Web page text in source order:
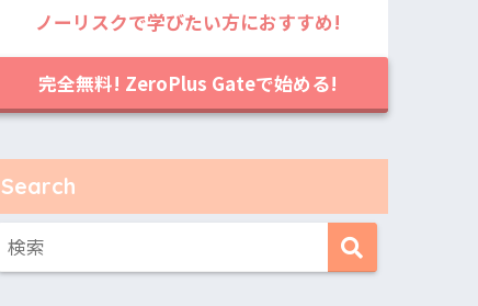
ノーリスクで学びたい方におすすめ!
完全無料! ZeroPlus Gateで始める!
Search